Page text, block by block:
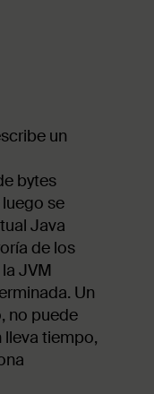
un
bytes
se
Java
de los
JVM
Un
no puede
tiempo,